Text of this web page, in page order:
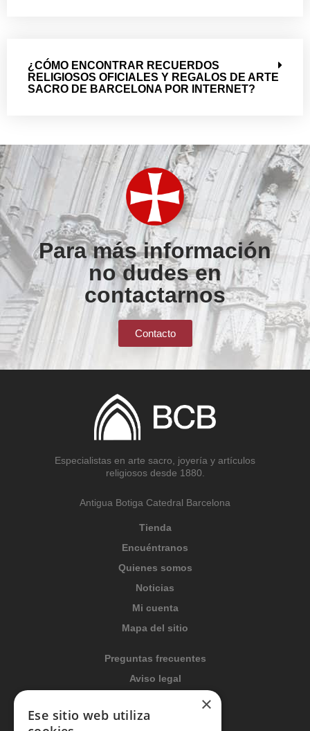
¿CÓMO ENCONTRAR RECUERDOS
RELIGIOSOS OFICIALES Y REGALOS DE ARTE
SACRO DE BARCELONA POR INTERNET?
Para más información
no dudes en
contactarnos
Contacto
Especialistas en arte sacro, joyería y artículos
religiosos desde 1880.
Antigua Botiga Catedral Barcelona
Tienda
Encuéntranos
Quienes somos
Noticias
Mi cuenta
Mapa del sitio
Preguntas frecuentes
Aviso legal
Condiciones generales
Política de privacidad
×
Ese sitio web utiliza